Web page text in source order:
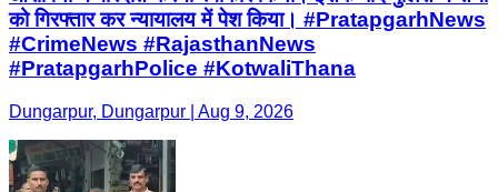
को गिरफ्तार कर न्यायालय में पेश किया। #PratapgarhNews
#CrimeNews #RajasthanNews
#PratapgarhPolice #KotwaliThana
Dungarpur, Dungarpur | Aug 9, 2026